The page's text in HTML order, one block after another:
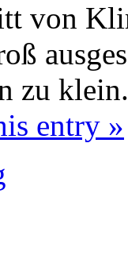
von
zu klein.
entry »